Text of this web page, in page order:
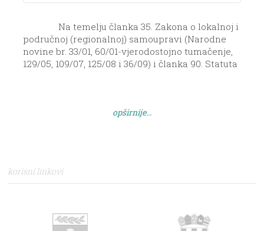
Na temelju članka 35. Zakona o lokalnoj i
područnoj (regionalnoj) samoupravi (Narodne
novine br. 33/01, 60/01-vjerodostojno tumačenje,
129/05, 109/07, 125/08 i 36/09) i članka 90. Statuta
opširnije...
korisni linkovi